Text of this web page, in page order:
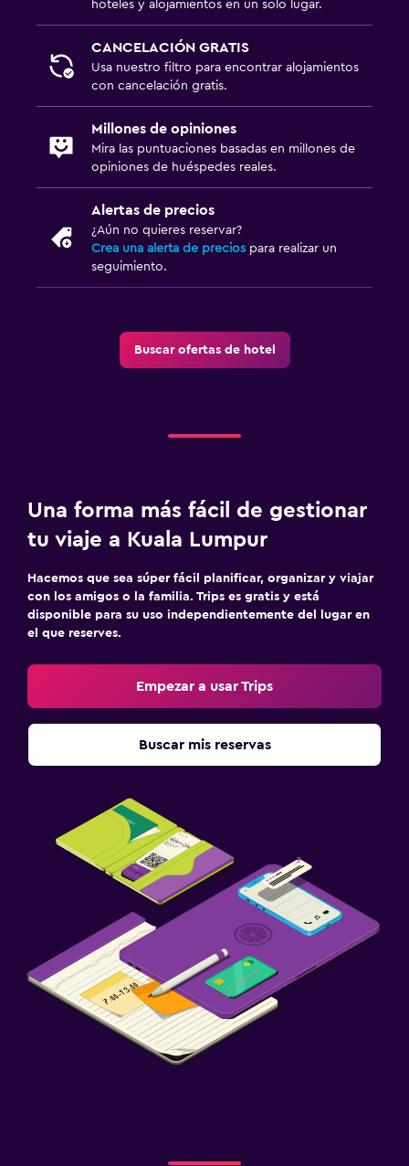
hoteles y alojamientos en un solo lugar.
CANCELACIÓN GRATIS
Usa nuestro filtro para encontrar alojamientos
con cancelación gratis.
Millones de opiniones
Mira las puntuaciones basadas en millones de
opiniones de huéspedes reales.
Alertas de precios
¿Aún no quieres reservar?
Crea una alerta de precios para realizar un
seguimiento.
Buscar ofertas de hotel
Una forma más fácil de gestionar
tu viaje a Kuala Lumpur
Hacemos que sea súper fácil planificar, organizar y viajar
con los amigos o la familia. Trips es gratis y está
disponible para su uso independientemente del lugar en
el que reserves.
Empezar a usar Trips
Buscar mis reservas